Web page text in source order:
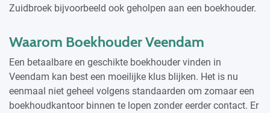
Zuidbroek bijvoorbeeld ook geholpen aan een boekhouder.
Waarom Boekhouder Veendam
Een betaalbare en geschikte boekhouder vinden in
Veendam kan best een moeilijke klus blijken. Het is nu
eenmaal niet geheel volgens standaarden om zomaar een
boekhoudkantoor binnen te lopen zonder eerder contact. Er